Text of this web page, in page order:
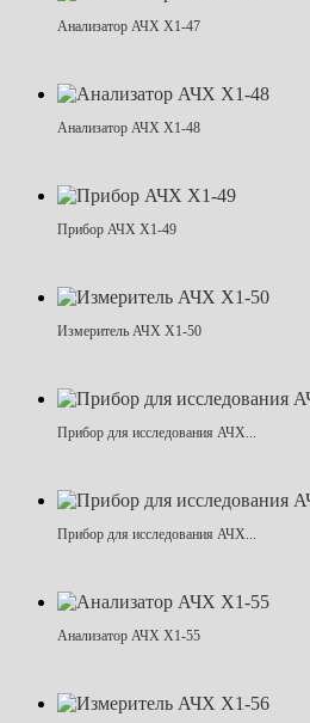
Анализатор АЧХ Х1-47
Анализатор АЧХ Х1-48
Прибор АЧХ Х1-49
Измеритель АЧХ Х1-50
Прибор для исследования АЧХ...
Прибор для исследования АЧХ...
Анализатор АЧХ Х1-55